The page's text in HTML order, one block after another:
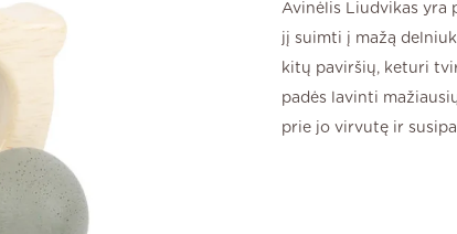
Avinėlis Liudvikas yra
jį suimti į mažą
kitų paviršių, keturi
padės lavinti
prie jo virvutę ir